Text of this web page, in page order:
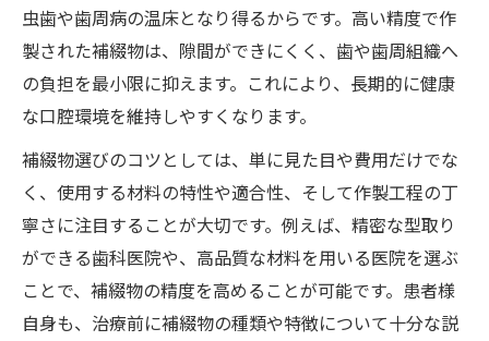
虫歯や歯周病の温床となり得るからです。高い精度で作
製された補綴物は、隙間ができにくく、歯や歯周組織へ
の負担を最小限に抑えます。これにより、長期的に健康
な口腔環境を維持しやすくなります。
補綴物選びのコツとしては、単に見た目や費用だけでな
く、使用する材料の特性や適合性、そして作製工程の丁
寧さに注目することが大切です。例えば、精密な型取り
ができる歯科医院や、高品質な材料を用いる医院を選ぶ
ことで、補綴物の精度を高めることが可能です。患者様
自身も、治療前に補綴物の種類や特徴について十分な説